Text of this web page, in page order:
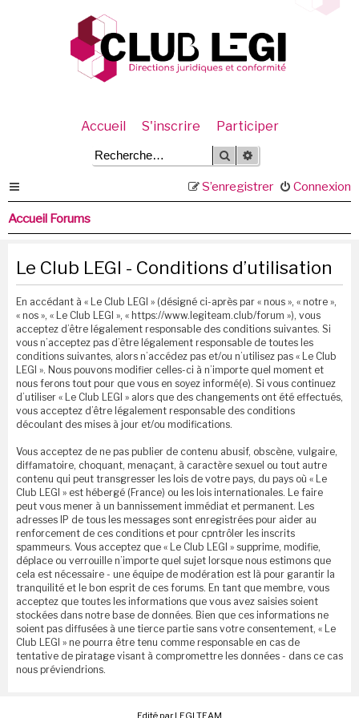
Accueil S'inscrire Participer
Rechercher
Connexion
S’enregistrer
Accueil Forums
Le Club LEGI - Conditions d’utilisation
En accédant à « Le Club LEGI » (désigné ci-après par « nous », « notre »,
« nos », « Le Club LEGI », « https://www.legiteam.club/forum »), vous
acceptez d’être légalement responsable des conditions suivantes. Si
vous n’acceptez pas d’être légalement responsable de toutes les
conditions suivantes, alors n’accédez pas et/ou n’utilisez pas « Le Club
LEGI ». Nous pouvons modifier celles-ci à n’importe quel moment et
nous ferons tout pour que vous en soyez informé(e). Si vous continuez
d’utiliser « Le Club LEGI » alors que des changements ont été effectués,
vous acceptez d’être légalement responsable des conditions
découlant des mises à jour et/ou modifications.
Vous acceptez de ne pas publier de contenu abusif, obscène, vulgaire,
diffamatoire, choquant, menaçant, à caractère sexuel ou tout autre
contenu qui peut transgresser les lois de votre pays, du pays où « Le
Club LEGI » est hébergé (France) ou les lois internationales. Le faire
peut vous mener à un bannissement immédiat et permanent. Les
adresses IP de tous les messages sont enregistrées pour aider au
renforcement de ces conditions et pour cpntrôler les inscrits
spammeurs. Vous acceptez que « Le Club LEGI » supprime, modifie,
déplace ou verrouille n’importe quel sujet lorsque nous estimons que
cela est nécessaire - une équipe de modération est là pour garantir la
tranquilité et le bon esprit de ces forums. En tant que membre, vous
acceptez que toutes les informations que vous avez saisies soient
stockées dans notre base de données. Bien que ces informations ne
soient pas diffusées à une tierce partie sans votre consentement, « Le
Club LEGI » ne pourra être tenu comme responsable en cas de
tentative de piratage visant à compromettre les données - dans ce cas
nous préviendrions.
Edité par LEGI TEAM